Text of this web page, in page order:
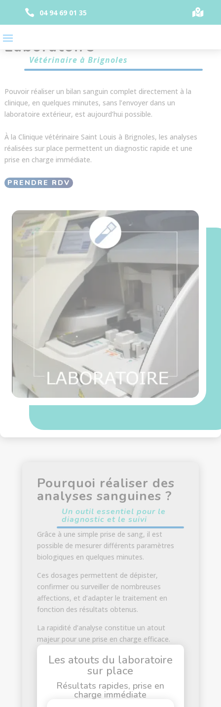
Panneau de gestion des cookies
 04 94 69 01 35 
Laboratoire
Vétérinaire à Brignoles
Pouvoir réaliser un bilan sanguin complet directement à la
clinique, en quelques minutes, sans l’envoyer dans un
laboratoire extérieur, est aujourd’hui possible.
À la Clinique vétérinaire Saint Louis à Brignoles, les analyses
réalisées sur place permettent un diagnostic rapide et une
prise en charge immédiate.
PRENDRE RDV
Pourquoi réaliser des
analyses sanguines ?
Un outil essentiel pour le
diagnostic et le suivi
Grâce à une simple prise de sang, il est
possible de mesurer différents paramètres
biologiques en quelques minutes.
Ces dosages permettent de dépister,
confirmer ou surveiller de nombreuses
affections, et d’adapter le traitement en
fonction des résultats obtenus.
La rapidité d’analyse constitue un atout
majeur pour une prise en charge efficace.
Les atouts du laboratoire
sur place
Résultats rapides, prise en
charge immédiate